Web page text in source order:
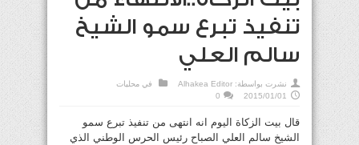
تنفيذ تبرع سمو الشيخ
سالم العلي
نشرت بواسطة: Alhakea Editor في محليات
2015/01/01
0
قال بيت الزكاة اليوم انه انتهى من تنفيذ تبرع سمو
الشيخ سالم العلي الصباح رئيس الحرس الوطني الذي